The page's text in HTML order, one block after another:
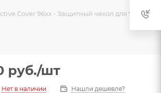
Cover 96xx - Защитный чехол для 96xx
руб./шт
Нет в наличии Нашли дешевле?